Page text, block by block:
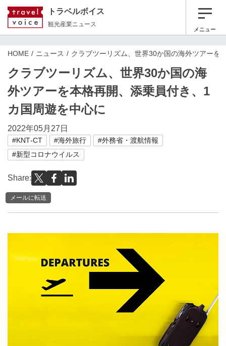
トラベルボイス
観光産業ニュース
メニュー
HOME ニュース クラブツーリズム、世界30か国の海外ツアーを
クラブツーリズム、世界30か国の海
外ツアーを本格再開、添乗員付き、1
カ国周遊を中心に
2022年05月27日
#KNT‐CT #海外旅行
#外務省・渡航情報
#新型コロナウイルス
Share:
メールに転送